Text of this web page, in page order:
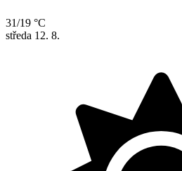
31/19 °C
středa 12. 8.